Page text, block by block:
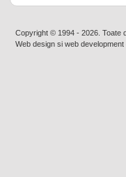
Copyright © 1994 - 2026. Toate
Web design si web development